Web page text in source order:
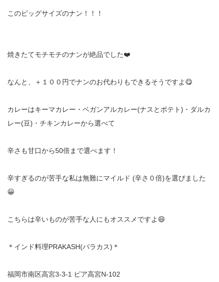
このビッグサイズのナン！！！
焼きたてモチモチのナンが絶品でした❤️
なんと、＋１００円でナンのお代わりもできるそうですよ😋
カレーはキーマカレー・ベガンアルカレー(ナスとポテト)・ダルカ
レー(豆)・チキンカレーから選べて
辛さも甘口から50倍まで選べます！
辛すぎるのが苦手な私は無難にマイルド (辛さ０倍)を選びました
😀
こちらは辛いものが苦手な人にもオススメですよ😄
＊インド料理PRAKASH(パラカス)＊
福岡市南区高宮3-3-1 ピア高宮N-102